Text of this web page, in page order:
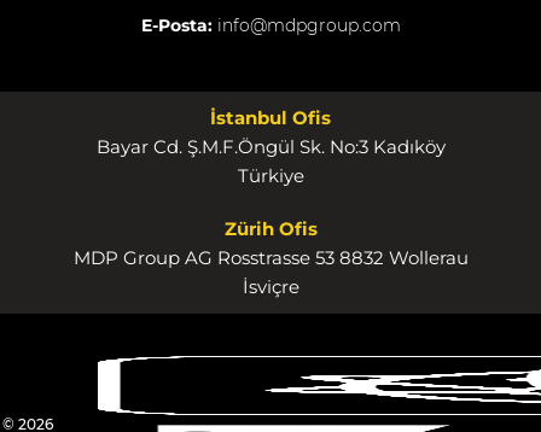
E-Posta: info@mdpgroup.com
İstanbul Ofis
Bayar Cd. Ş.M.F.Öngül Sk. No:3 Kadıköy
Türkiye
Zürih Ofis
MDP Group AG Rosstrasse 53 8832 Wollerau
İsviçre
© 2026